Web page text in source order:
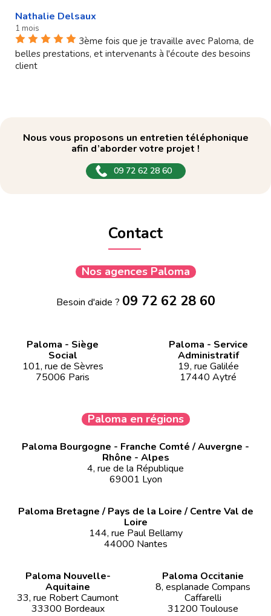
Nathalie Delsaux
1 mois
3ème fois que je travaille avec Paloma, de
belles prestations, et intervenants à l'écoute des besoins
client
Nous vous proposons un entretien téléphonique
afin d’aborder votre projet !
09 72 62 28 60
Contact
Nos agences Paloma
Besoin d'aide ? 09 72 62 28 60
Paloma - Siège
Social
101, rue de Sèvres
75006 Paris
Paloma - Service
Administratif
19, rue Galilée
17440 Aytré
Paloma en régions
Paloma Bourgogne - Franche Comté / Auvergne -
Rhône - Alpes
4, rue de la République
69001 Lyon
Paloma Bretagne / Pays de la Loire / Centre Val de
Loire
144, rue Paul Bellamy
44000 Nantes
Paloma Nouvelle-
Aquitaine
33, rue Robert Caumont
33300 Bordeaux
Paloma Occitanie
8, esplanade Compans
Caffarelli
31200 Toulouse